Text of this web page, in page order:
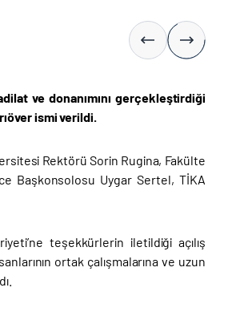
ve donanımını gerçekleştirdiği
ismi verildi.
Rektörü Sorin Rugina, Fakülte
Başkonsolosu Uygar Sertel, TİKA
teşekkürlerin iletildiği açılış
ortak çalışmalarına ve uzun